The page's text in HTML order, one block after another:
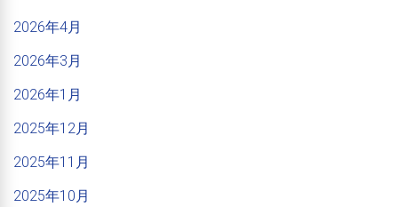
2026年4月
2026年3月
2026年1月
2025年12月
2025年11月
2025年10月